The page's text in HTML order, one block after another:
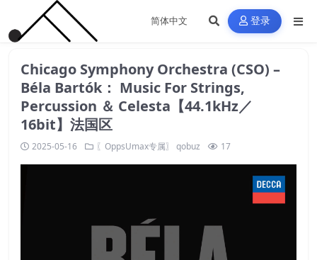
登录
Chicago Symphony Orchestra (CSO) –
Béla Bartók： Music For Strings,
Percussion ＆ Celesta【44.1kHz／
16bit】法国区
2025-05-16 〖OppsUmax专属〗 qobuz 17